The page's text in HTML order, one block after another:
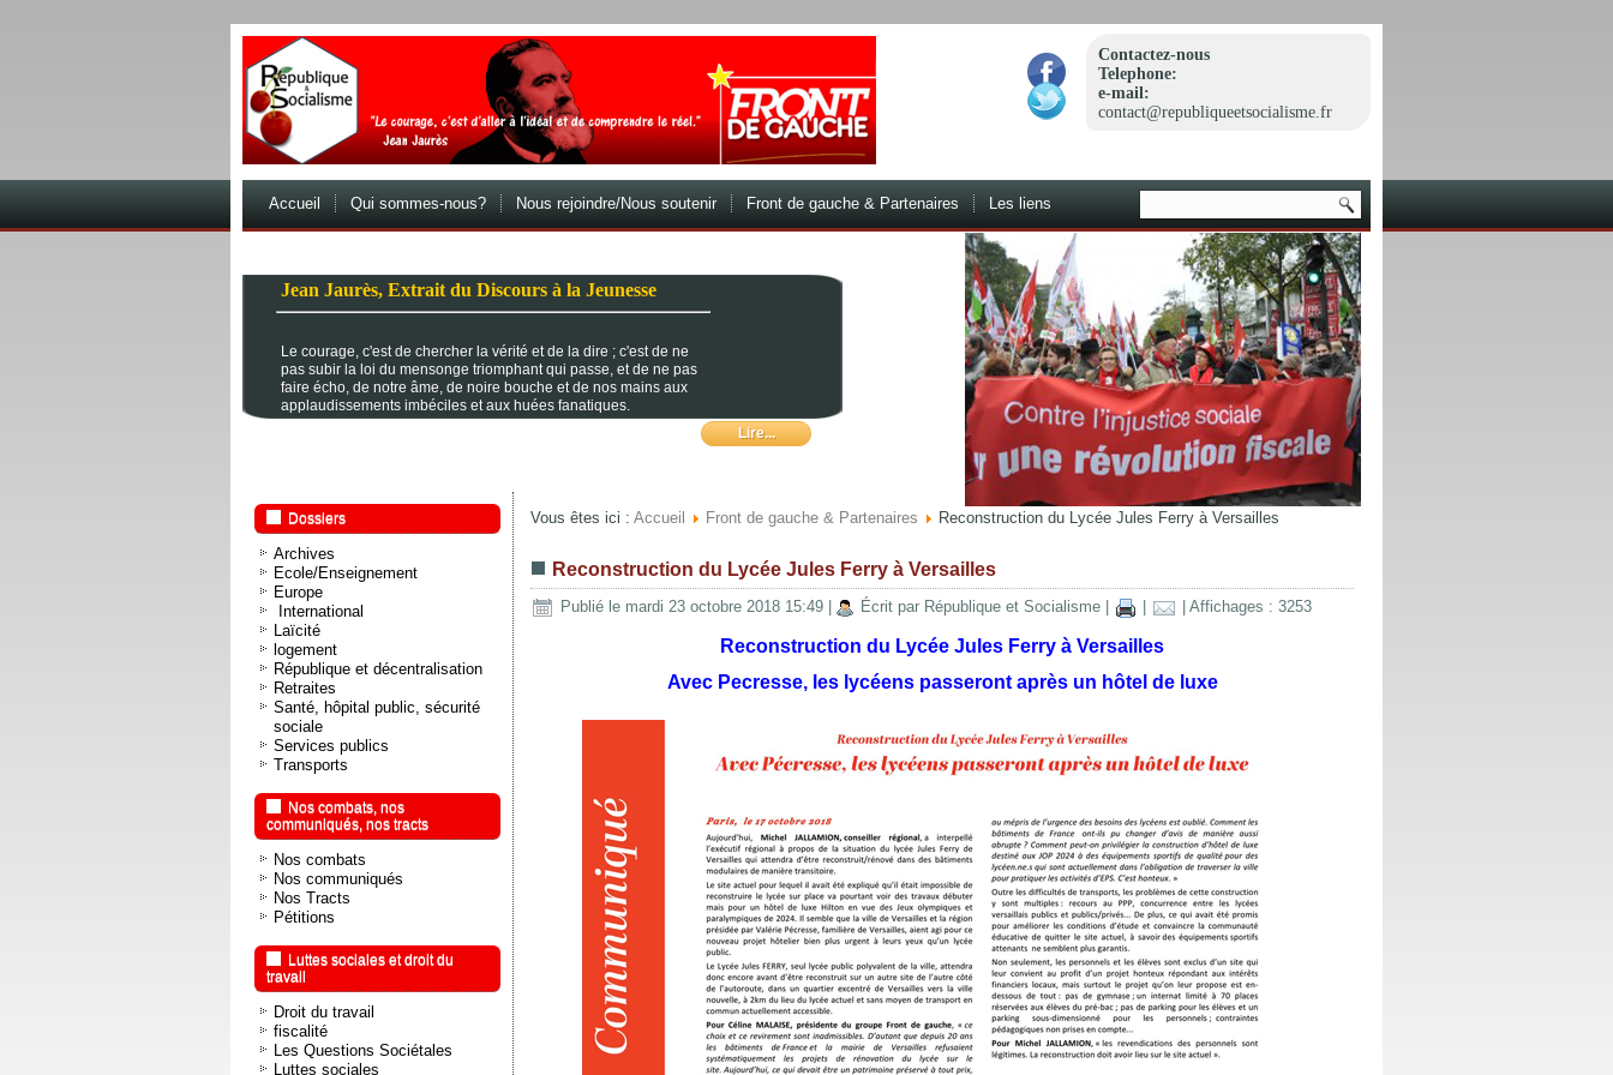
Contactez-nous
Telephone:
e-mail:
contact@republiqueetsocialisme.fr
Jean Jaurès, Extrait du Discours à la Jeunesse
Le courage, c'est de chercher la vérité et de la dire ; c'est de ne
pas subir la loi du mensonge triomphant qui passe, et de ne pas
faire écho, de notre âme, de noire bouche et de nos mains aux
applaudissements imbéciles et aux huées fanatiques.
Lire...
Accueil Qui sommes-nous? Nous rejoindre/Nous soutenir Front de gauche & Partenaires Les liens
Dossiers
Archives
Ecole/Enseignement
Europe
International
Laïcité
logement
République et décentralisation
Retraites
Santé, hôpital public, sécurité
sociale
Services publics
Transports
Nos combats, nos
communiqués, nos tracts
Nos combats
Nos communiqués
Nos Tracts
Pétitions
Luttes sociales et droit du
travail
Droit du travail
fiscalité
Les Questions Sociétales
Luttes sociales
Vous êtes ici : Accueil Front de gauche & Partenaires Reconstruction du Lycée Jules Ferry à Versailles
Reconstruction du Lycée Jules Ferry à Versailles
Publié le mardi 23 octobre 2018 15:49 Écrit par République et Socialisme | Affichages : 3253
Reconstruction du Lycée Jules Ferry à Versailles
Avec Pecresse, les lycéens passeront après un hôtel de luxe